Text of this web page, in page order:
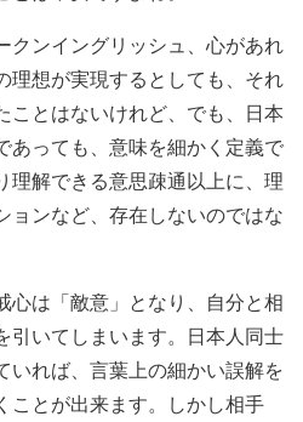
クンイングリッシュ、心があれ
理想が実現するとしても、それ
ことはないけれど、でも、日本
あっても、意味を細かく定義で
理解できる意思疎通以上に、理
ョンなど、存在しないのではな
心は「敵意」となり、自分と相
引いてしまいます。日本人同士
いれば、言葉上の細かい誤解を
ことが出来ます。しかし相手